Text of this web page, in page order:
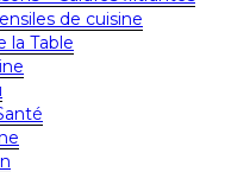
de cuisine
la Table